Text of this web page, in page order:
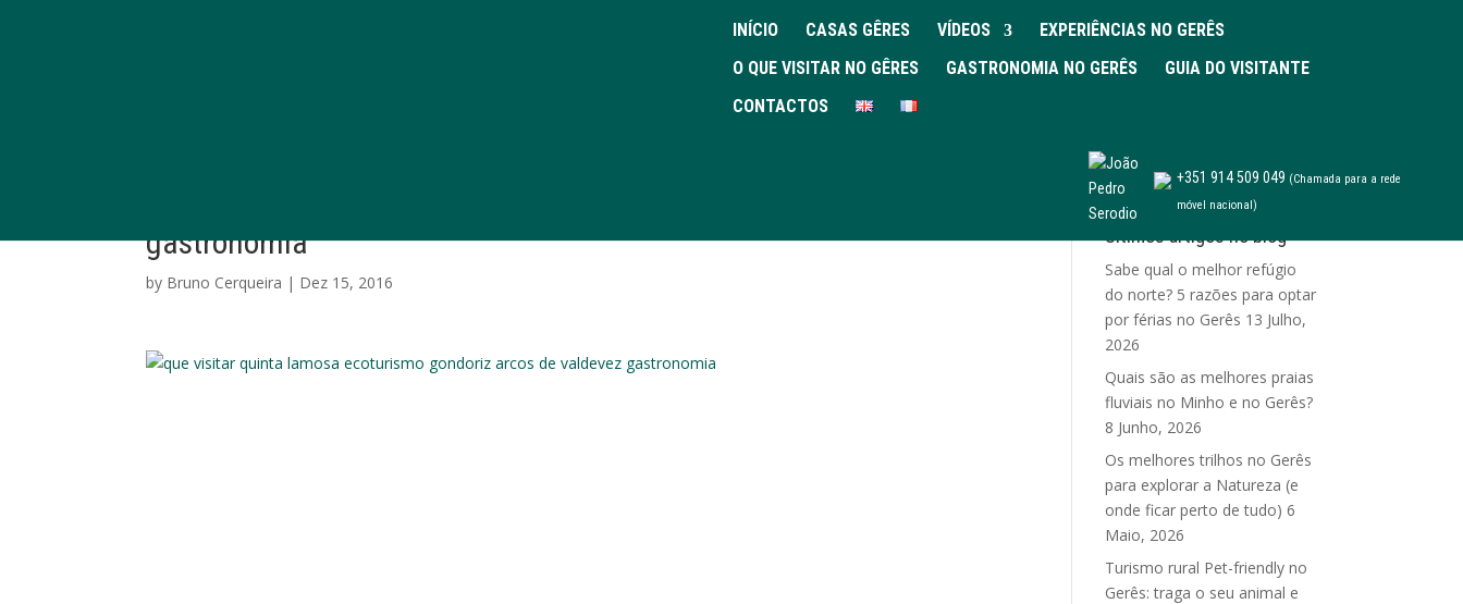
INÍCIO CASAS GÊRES VÍDEOS
EXPERIÊNCIAS NO GERÊS
O QUE VISITAR NO GÊRES
GASTRONOMIA NO GERÊS
GUIA DO VISITANTE
CONTACTOS
+351 914 509 049 (Chamada para a rede
móvel nacional)
gastronomia
by Bruno Cerqueira | Dez 15, 2016
Últimos artigos no blog
Sabe qual o melhor refúgio
do norte? 5 razões para optar
por férias no Gerês 13 Julho,
2026
Quais são as melhores praias
fluviais no Minho e no Gerês?
8 Junho, 2026
Os melhores trilhos no Gerês
para explorar a Natureza (e
onde ficar perto de tudo) 6
Maio, 2026
Turismo rural Pet-friendly no
Gerês: traga o seu animal e